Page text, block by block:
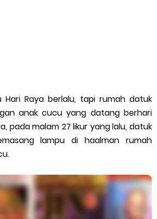
Gagal Ke Piala Dunia FIFA 2026
Pelari Warga Emas Yang Mengejutkan
Unik Piala Dunia FIFA 2026 (Bahagian 3)
FIFA 2026 Yang Ramai Tidak Tahu
Hari Raya berlalu, tapi rumah datuk
anak cucu yang datang berhari
pada malam 27 likur yang lalu, datuk
lampu di haalman rumah